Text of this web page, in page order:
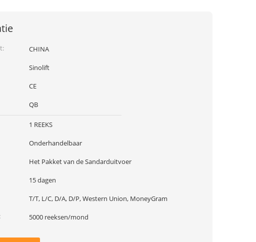
CHINA
Sinolift
CE
QB
1 REEKS
Onderhandelbaar
Het Pakket van de Sandarduitvoer
15 dagen
T/T, L/C, D/A, D/P, Western Union, MoneyGram
5000 reeksen/mond